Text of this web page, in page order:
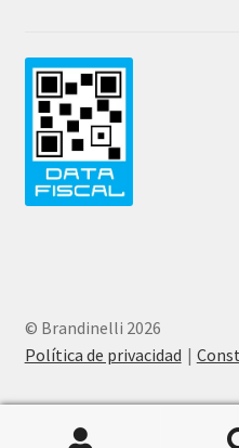
© Brandinelli 2026
Política de privacidad